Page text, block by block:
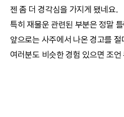
젠 좀 더 경각심을 가지게 됐네요.
특히 재물운 관련된 부분은 정말
앞으로는 사주에서 나온 경고를
여러분도 비슷한 경험 있으면 조